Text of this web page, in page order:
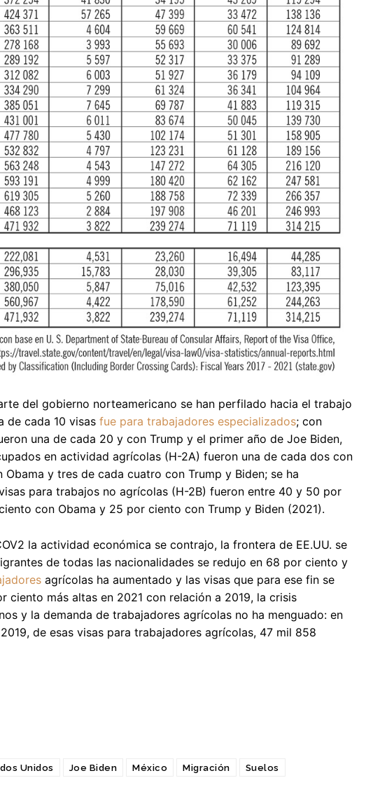
del gobierno norteamericano se han perfilado hacia el trabajo
de cada 10 visas fue para trabajadores especializados; con
una de cada 20 y con Trump y el primer año de Joe Biden,
en actividad agrícolas (H-2A) fueron una de cada dos con
y tres de cada cuatro con Trump y Biden; se ha
para trabajos no agrícolas (H-2B) fueron entre 40 y 50 por
con Obama y 25 por ciento con Trump y Biden (2021).
la actividad económica se contrajo, la frontera de EE.UU. se
de todas las nacionalidades se redujo en 68 por ciento y
agrícolas ha aumentado y las visas que para ese fin se
más altas en 2021 con relación a 2019, la crisis
y la demanda de trabajadores agrícolas no ha menguado: en
de esas visas para trabajadores agrícolas, 47 mil 858
Unidos Joe Biden México Migración Suelos